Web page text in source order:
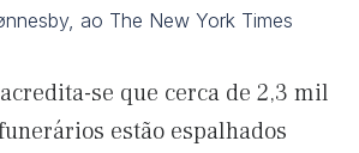
ao The New York Times
se que cerca de 2,3 mil
estão espalhados